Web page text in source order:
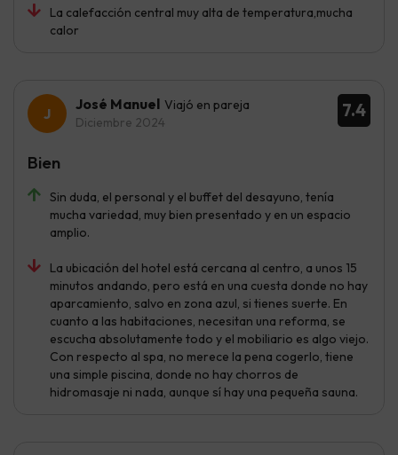
La calefacción central muy alta de temperatura,mucha
calor
7.4
José Manuel Viajó en pareja
Diciembre 2024
Sin duda, el personal y el buffet del desayuno, tenía
mucha variedad, muy bien presentado y en un espacio
amplio.
La ubicación del hotel está cercana al centro, a unos 15
minutos andando, pero está en una cuesta donde no hay
aparcamiento, salvo en zona azul, si tienes suerte. En
cuanto a las habitaciones, necesitan una reforma, se
escucha absolutamente todo y el mobiliario es algo viejo.
Con respecto al spa, no merece la pena cogerlo, tiene
una simple piscina, donde no hay chorros de
hidromasaje ni nada, aunque sí hay una pequeña sauna.
Bien